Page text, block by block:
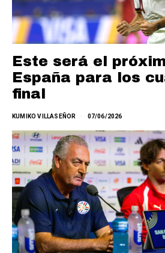
Este será el
España para los
final
KUMIKO VILLASEÑOR 07/06/2026